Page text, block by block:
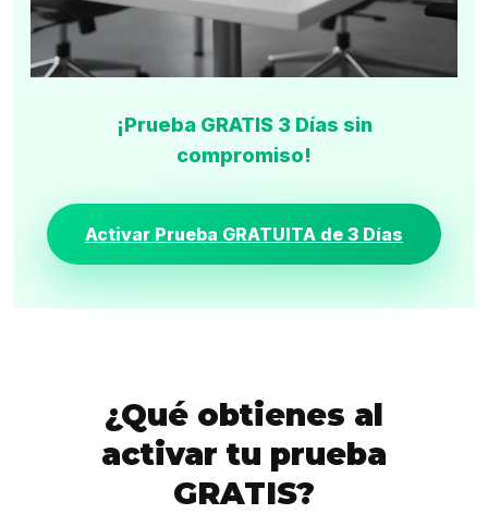
¡Prueba GRATIS 3 Días sin
compromiso!
Activar Prueba GRATUITA de 3 Días
¿Qué obtienes al
activar tu prueba
GRATIS?